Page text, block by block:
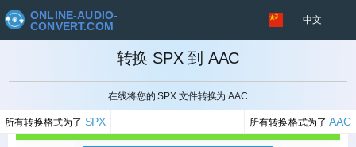
ONLINE-AUDIO-
CONVERT.COM
中文
转换 SPX 到 AAC
在线将您的 SPX 文件转换为 AAC
所有转换格式为了 SPX 所有转换格式为了AAC
取消